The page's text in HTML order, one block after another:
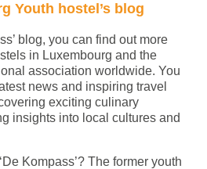
Youth hostel’s blog
blog, you can find out more
in Luxembourg and the
association worldwide. You
news and inspiring travel
exciting culinary
insights into local cultures and
Kompass’? The former youth